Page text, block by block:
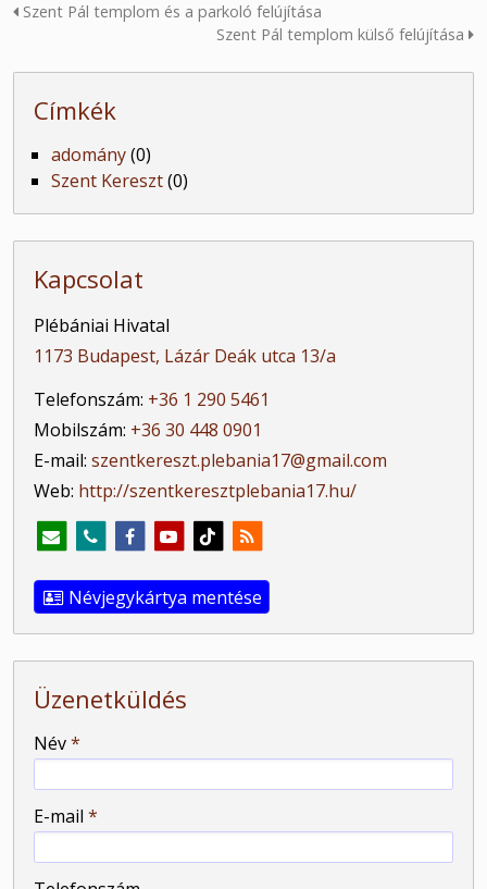
Szent Pál templom és a parkoló felújítása
Szent Pál templom külső felújítása
Címkék
adomány(0)
Szent Kereszt(0)
Kapcsolat
Plébániai Hivatal
1173 Budapest, Lázár Deák utca 13/a
Telefonszám: +36 1 290 5461
Mobilszám: +36 30 448 0901
E-mail: szentkereszt.plebania17@gmail.com
Web: http://szentkeresztplebania17.hu/
Névjegykártya mentése
Üzenetküldés
Név*
E-mail *